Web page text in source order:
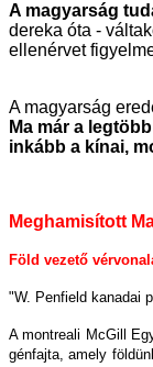
A magyarság
dereka óta -
ellenérvet
A magyarság
Ma már a
inkább a kínai,
Meghamisított
Föld vezető
"W. Penfield kanadai
A montreali McGill
génfajta, amely